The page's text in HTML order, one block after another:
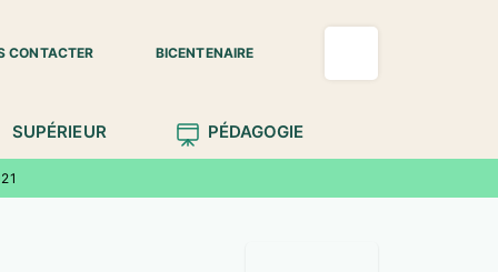
CONTACTER BICENTENAIRE
SUPÉRIEUR PÉDAGOGIE